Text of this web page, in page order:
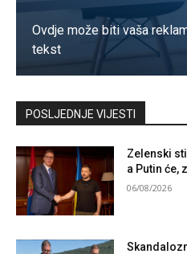
Ovdje može biti vaša
tekst
Kontaktirajte nas
POSLJEDNJE VIJESTI
Zelenski
a Putin će,
06/08/2026